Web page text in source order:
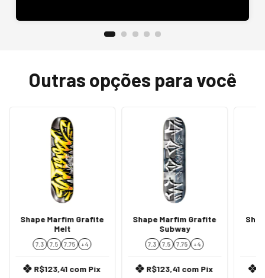
Outras opções para você
Shape Marfim Grafite
Melt
7.3 7.5 7.75 + 4
R$123,41 com Pix
Shape Marfim Grafite
Subway
7.3 7.5 7.75 + 4
R$123,41 com Pix